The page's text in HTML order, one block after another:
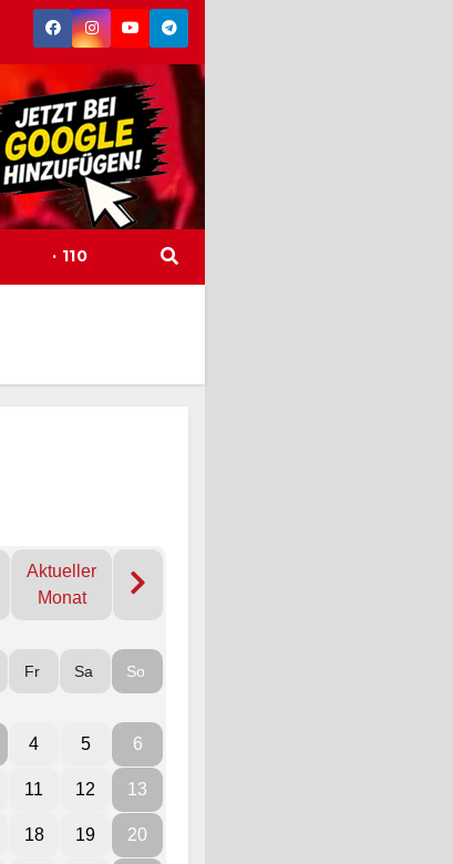
· 110
Aktueller
Monat
Fr Sa So
4 5 6
11 12 13
18 19 20